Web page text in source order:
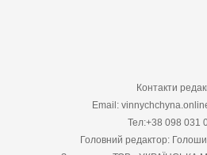
Контакти
Email:
Тел:+38 098 031
Головний редактор: